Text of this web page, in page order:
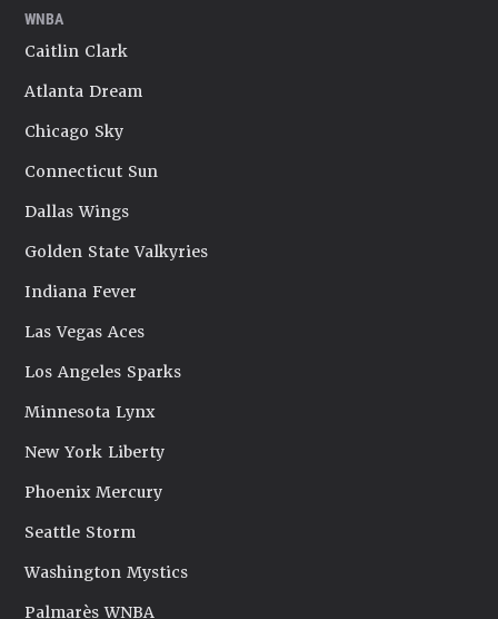
WNBA
Caitlin Clark
Atlanta Dream
Chicago Sky
Connecticut Sun
Dallas Wings
Golden State Valkyries
Indiana Fever
Las Vegas Aces
Los Angeles Sparks
Minnesota Lynx
New York Liberty
Phoenix Mercury
Seattle Storm
Washington Mystics
Palmarès WNBA